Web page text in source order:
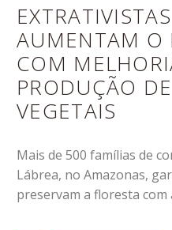
AUMENTAM O
COM
PRODUÇÃO
VEGETAIS
Mais de 500 famílias de
Lábrea, no Amazonas,
preservam a floresta com